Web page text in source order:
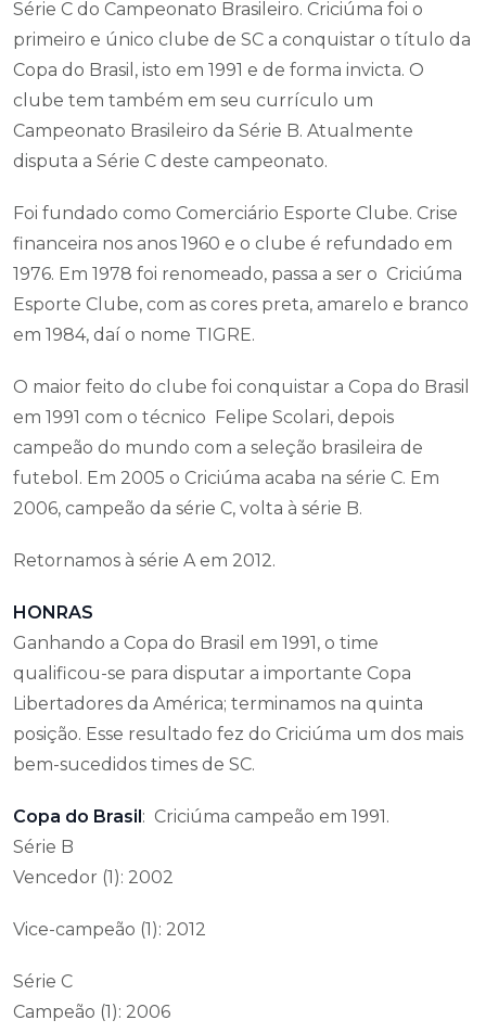
Série C do Campeonato Brasileiro. Criciúma foi o
primeiro e único clube de SC a conquistar o título da
Copa do Brasil, isto em 1991 e de forma invicta. O
clube tem também em seu currículo um
Campeonato Brasileiro da Série B. Atualmente
disputa a Série C deste campeonato.
Foi fundado como Comerciário Esporte Clube. Crise
financeira nos anos 1960 e o clube é refundado em
1976. Em 1978 foi renomeado, passa a ser o Criciúma
Esporte Clube, com as cores preta, amarelo e branco
em 1984, daí o nome TIGRE.
O maior feito do clube foi conquistar a Copa do Brasil
em 1991 com o técnico Felipe Scolari, depois
campeão do mundo com a seleção brasileira de
futebol. Em 2005 o Criciúma acaba na série C. Em
2006, campeão da série C, volta à série B.
Retornamos à série A em 2012.
HONRAS
Ganhando a Copa do Brasil em 1991, o time
qualificou-se para disputar a importante Copa
Libertadores da América; terminamos na quinta
posição. Esse resultado fez do Criciúma um dos mais
bem-sucedidos times de SC.
Copa do Brasil: Criciúma campeão em 1991.
Série B
Vencedor (1): 2002
Vice-campeão (1): 2012
Série C
Campeão (1): 2006